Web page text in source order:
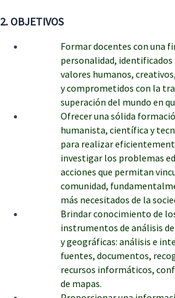
2. OBJETIVOS
Formar docentes con una
personalidad,
valores humanos,
y comprometidos con la
superación del mundo en
Ofrecer una sólida
humanista, científica y
para realizar
investigar los problemas
acciones que permitan
comunidad,
más necesitados de la
Brindar conocimiento de
instrumentos de análisis
y geográficas: análisis e
fuentes, documentos,
recursos informáticos,
de mapas.